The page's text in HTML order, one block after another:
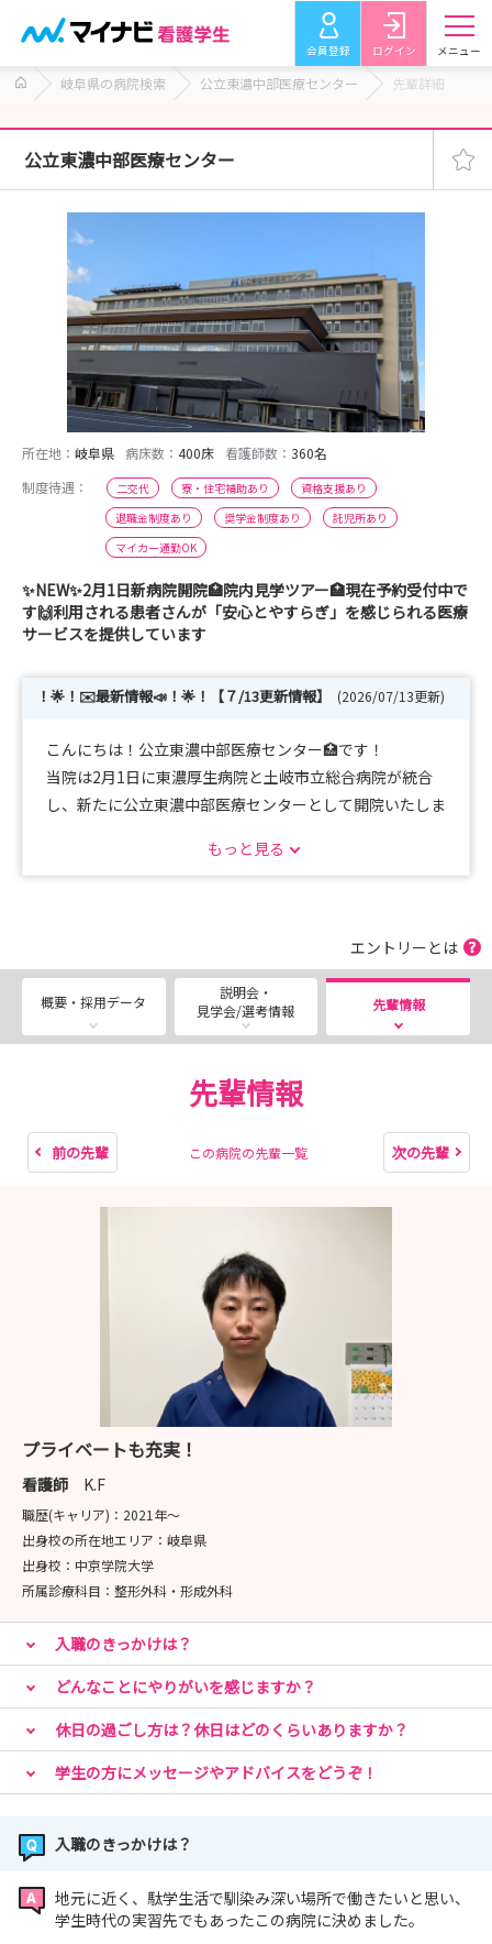
会員登録 ログイン メニュー
岐阜県の病院検索 公立東濃中部医療センター 先輩詳細
公立東濃中部医療センター
所在地： 岐阜県 病床数： 400床 看護師数： 360名
制度待遇：
二交代 寮・住宅補助あり
資格支援あり
退職金制度あり
奨学金制度あり
託児所あり
マイカー通勤OK
✨NEW✨2月1日新病院開院🏥院内見学ツアー🏥現在予約受付中で
す🙌利用される患者さんが「安心とやすらぎ」を感じられる医療
サービスを提供しています
！🌟！✉️最新情報📣！🌟！【７/13更新情報】 (2026/07/13更新)
こんにちは！公立東濃中部医療センター🏥です！
当院は2月1日に東濃厚生病院と土岐市立総合病院が統合
し、新たに公立東濃中部医療センターとして開院いたしま
当院で開催予定のイベントについてお知らせします📢
4月から開始していた採用試験につきましては、全日程
終了しました。
以降は直接看護部へご連絡ください
7月：31日（金）10時〜15時
8月： 7日（金） 10時〜15時
９月：4日（金） 10時〜15時
予約が多くあったため全日程枠数を増枠しました！！
みなさまのご応募をお待ちしています！！
もっと見る
エントリーとは
概要・採用データ
説明会・
見学会/選考情報
先輩情報
先輩情報
前の先輩 この病院の先輩一覧 次の先輩
プライベートも充実！
看護師 K.F
職歴(キャリア)： 2021年〜
出身校の所在地エリア： 岐阜県
出身校： 中京学院大学
所属診療科目： 整形外科・形成外科
入職のきっかけは？
どんなことにやりがいを感じますか？
休日の過ごし方は？休日はどのくらいありますか？
学生の方にメッセージやアドバイスをどうぞ！
入職のきっかけは？
地元に近く、駄学生活で馴染み深い場所で働きたいと思い、
学生時代の実習先でもあったこの病院に決めました。